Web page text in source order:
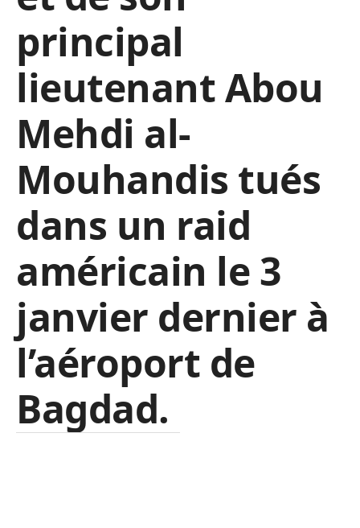
principal
lieutenant Abou
Mehdi al-
Mouhandis tués
dans un raid
américain le 3
janvier dernier à
l’aéroport de
Bagdad.